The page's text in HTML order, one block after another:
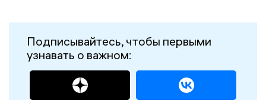
Подписывайтесь, чтобы первыми
узнавать о важном: